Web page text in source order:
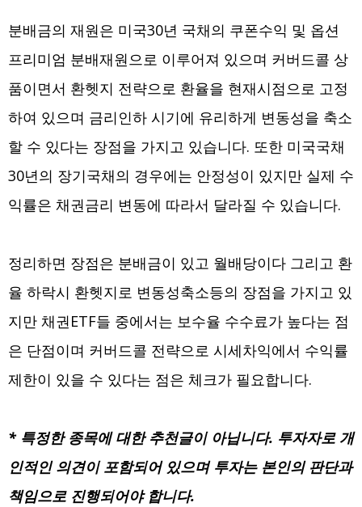
분배금의 재원은 미국30년 국채의 쿠폰수익 및 옵션
프리미엄 분배재원으로 이루어져 있으며 커버드콜 상
품이면서 환헷지 전략으로 환율을 현재시점으로 고정
하여 있으며 금리인하 시기에 유리하게 변동성을 축소
할 수 있다는 장점을 가지고 있습니다. 또한 미국국채
30년의 장기국채의 경우에는 안정성이 있지만 실제 수
익률은 채권금리 변동에 따라서 달라질 수 있습니다.
정리하면 장점은 분배금이 있고 월배당이다 그리고 환
율 하락시 환헷지로 변동성축소등의 장점을 가지고 있
지만 채권ETF들 중에서는 보수율 수수료가 높다는 점
은 단점이며 커버드콜 전략으로 시세차익에서 수익률
제한이 있을 수 있다는 점은 체크가 필요합니다.
* 특정한 종목에 대한 추천글이 아닙니다. 투자자로 개
인적인 의견이 포함되어 있으며 투자는 본인의 판단과
책임으로 진행되어야 합니다.